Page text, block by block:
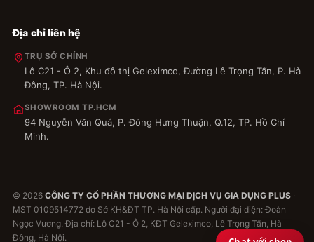
Địa chỉ liên hệ
TRỤ SỞ CHÍNH
Lô C21 - Ô 2, Khu đô thị Geleximco, Đường Lê Trọng Tấn, P. Hà
Đông, TP. Hà Nội.
SHOWROOM TP.HCM
94 Nguyễn Văn Quá, P. Đông Hưng Thuận, Q.12, TP. Hồ Chí
Minh.
© 2026 CÔNG TY CỔ PHẦN THƯƠNG MẠI DỊCH VỤ GIA DỤNG PLUS ·
MST 0109514772 do Sở KH&ĐT TP. Hà Nội cấp. Người đại diện: Đoàn
Ngọc Vương. Địa chỉ: Lô C21 - Ô 2, KĐT Geleximco, Lê Trọng Tấn, Hà
Đông, Hà Nội.